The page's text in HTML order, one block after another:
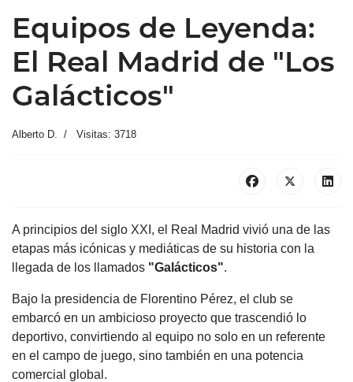
Equipos de Leyenda:
El Real Madrid de "Los
Galácticos"
Alberto D. Visitas: 3718
A principios del siglo XXI, el Real Madrid vivió una de las
etapas más icónicas y mediáticas de su historia con la
llegada de los llamados "Galácticos".
Bajo la presidencia de Florentino Pérez, el club se
embarcó en un ambicioso proyecto que trascendió lo
deportivo, convirtiendo al equipo no solo en un referente
en el campo de juego, sino también en una potencia
comercial global.